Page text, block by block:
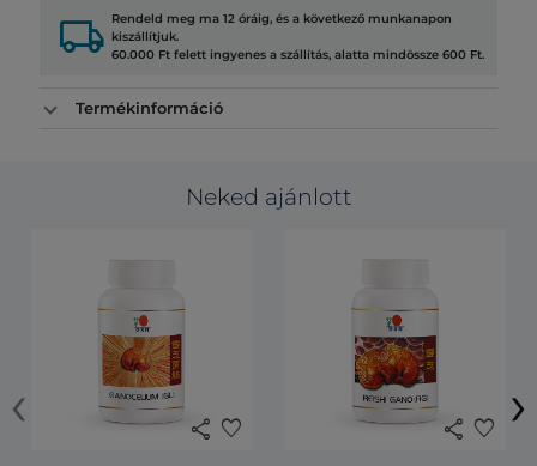
local_shipping Rendeld meg ma 12 óráig, és a következő munkanapon
kiszállítjuk.
60.000 Ft felett ingyenes a szállítás, alatta mindössze 600 Ft.
Termékinformáció
Neked ajánlott
share favorite share favorite
‹ ›